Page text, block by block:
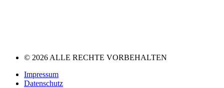
© 2026 ALLE RECHTE VORBEHALTEN
Impressum
Datenschutz